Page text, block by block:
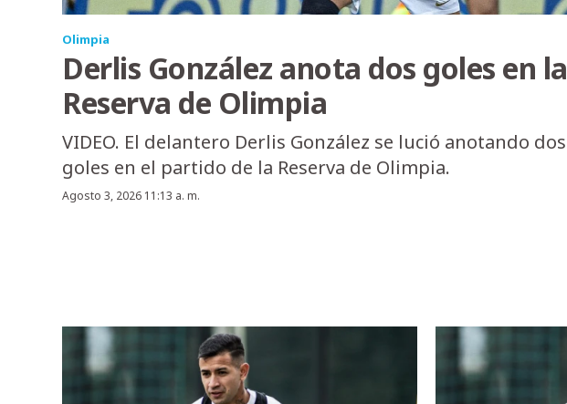
Olimpia
Derlis González anota dos goles en la
Reserva de Olimpia
VIDEO. El delantero Derlis González se lució anotando dos
goles en el partido de la Reserva de Olimpia.
Agosto 3, 2026 11:13 a. m.